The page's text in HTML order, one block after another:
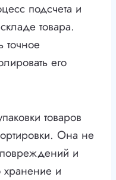
подсчета и
товара.
точное
его
товаров
Она не
и
хранение и